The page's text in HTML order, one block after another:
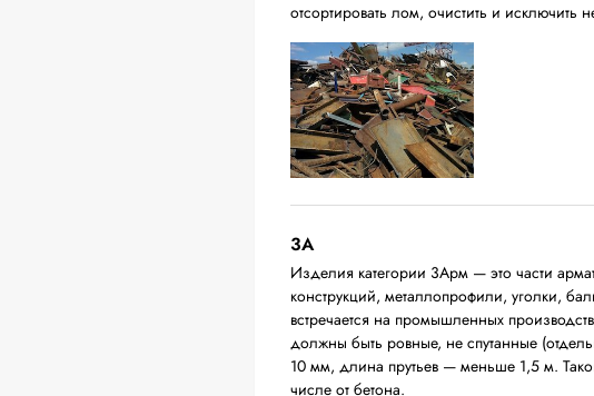
отсортировать лом, очистить и исключить
3А
Изделия категории 3Арм — это части
конструкций, металлопрофили, уголки,
встречается на промышленных
должны быть ровные, не спутанные
10 мм, длина прутьев — меньше 1,5 м.
числе от бетона.